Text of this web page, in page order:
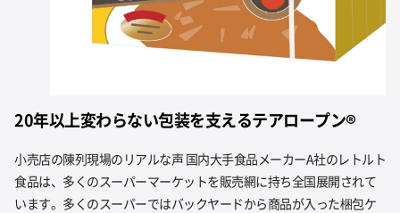
20年以上変わらない包装を支えるテアロープン®
小売店の陳列現場のリアルな声 国内大手食品メーカーA社のレトルト
食品は、多くのスーパーマーケットを販売網に持ち全国展開されて
います。多くのスーパーではバックヤードから商品が入った梱包ケ